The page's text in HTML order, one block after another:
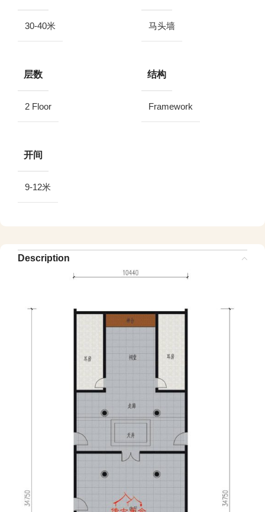
30-40米 马头墙
层数
2 Floor
结构
Framework
开间
9-12米
Description